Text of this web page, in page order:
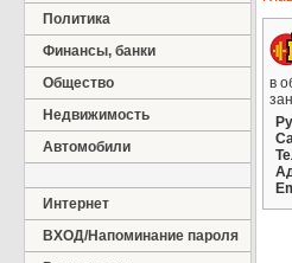
Политика
Финансы, банки
Общество
Недвижимость
Автомобили
Интернет
ВХОД/Напоминание пароля
в